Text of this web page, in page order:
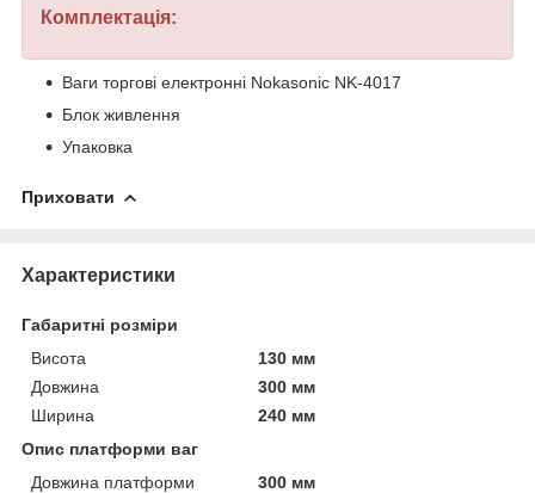
Комплектація:
Ваги торгові електронні Nokasonic NK-4017
Блок живлення
Упаковка
Приховати
Характеристики
Габаритні розміри
Висота
130 мм
Довжина
300 мм
Ширина
240 мм
Опис платформи ваг
Довжина платформи
300 мм